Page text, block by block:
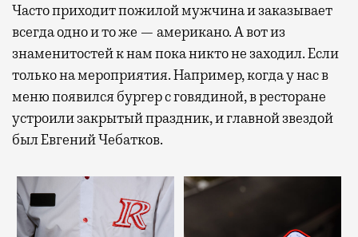
Часто приходит пожилой мужчина и заказывает
всегда одно и то же — американо. А вот из
знаменитостей к нам пока никто не заходил. Если
только на мероприятия. Например, когда у нас в
меню появился бургер с говядиной, в ресторане
устроили закрытый праздник, и главной звездой
был Евгений Чебатков.